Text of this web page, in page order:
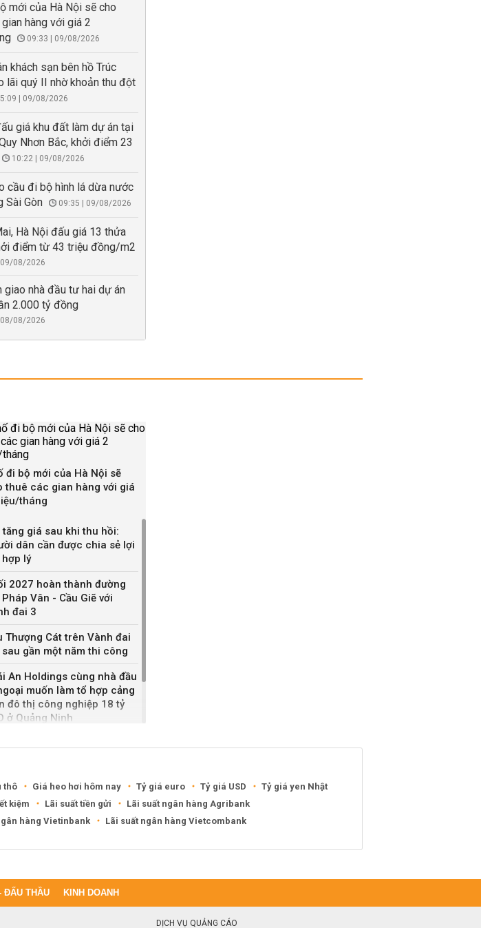
mới của Hà Nội sẽ cho
hàng với giá 2
09:33 | 09/08/2026
khách sạn bên hồ Trúc
lãi quý II nhờ khoản thu đột
| 09/08/2026
giá khu đất làm dự án tại
Nhơn Bắc, khởi điểm 23
10:22 | 09/08/2026
cầu đi bộ hình lá dừa nước
Sài Gòn
09:35 | 09/08/2026
Hà Nội đấu giá 13 thửa
điểm từ 43 triệu đồng/m2
08/2026
giao nhà đầu tư hai dự án
2.000 tỷ đồng
08/2026
đi bộ mới của Hà Nội sẽ
thuê các gian hàng với giá
tháng
tăng giá sau khi thu hồi:
dân cần được chia sẻ lợi
lý
2027 hoàn thành đường
Vân - Cầu Giẽ với
đai 3
Thượng Cát trên Vành đai
sau gần một năm thi công
An Holdings cùng nhà đầu
muốn làm tổ hợp cảng
đô thị công nghiệp 18 tỷ
ở Quảng Ninh
thô Giá heo hơi hôm nay Tỷ giá euro Tỷ giá USD
Tỷ giá yen Nhật
kiệm Lãi suất tiền gửi
Lãi suất ngân hàng Agribank
hàng Vietinbank Lãi suất ngân hàng Vietcombank
ĐẤU THẦU KINH DOANH
DỊCH VỤ QUẢNG CÁO